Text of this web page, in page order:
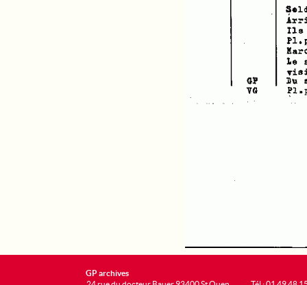
GP archives